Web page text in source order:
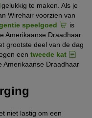
gelukkig te maken. Als je
Wirehair voorzien van
speelgoed
is
Amerikaanse Draadhaar
grootste deel van de dag
een tweede kat
Amerikaanse Draadhaar
niet lastig om een